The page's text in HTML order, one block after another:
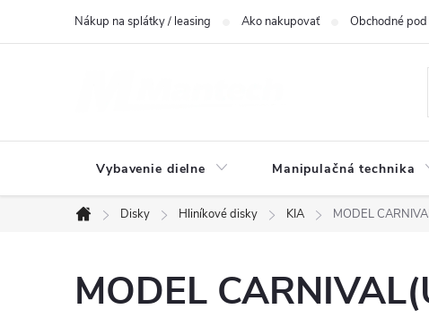
Nákup na splátky / leasing Ako nakupovať Obchodné
Vybavenie dielne Manipulačná technika
Domov
Disky Hliníkové disky KIA MODEL
MODEL